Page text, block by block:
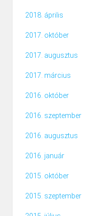
2018. április
2017. október
2017. augusztus
2017. március
2016. október
2016. szeptember
2016. augusztus
2016. január
2015. október
2015. szeptember